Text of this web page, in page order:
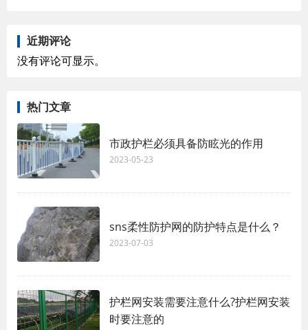
近期评论
没有评论可显示。
热门文章
市政护栏必须具备防眩光的作用
2023-05-23
sns柔性防护网的防护特点是什么？
2023-07-03
护栏网安装需要注意什么?护栏网安装
时要注意的